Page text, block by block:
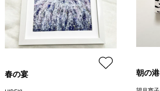
春の宴 朝の港